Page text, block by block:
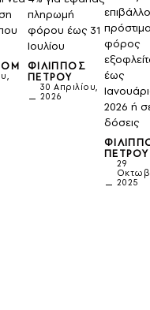
πληρωμή
φόρου έως 31
Ιουλίου
ΦΊΛΙΠΠΟΣ
ΠΈΤΡΟΥ
30 Απριλίου,
2026
φόρος
έως
2026 ή
δόσεις
ΠΈΤΡΟΥ
29
2025